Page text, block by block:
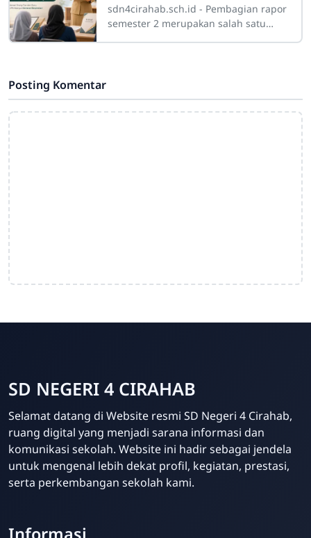
Admin
Online
sdn4cirahab.sch.id - Pembagian rapor
semester 2 merupakan salah satu
Posting Komentar
SD NEGERI 4 CIRAHAB
Selamat datang di Website resmi SD Negeri 4 Cirahab,
ruang digital yang menjadi sarana informasi dan
komunikasi sekolah. Website ini hadir sebagai jendela
untuk mengenal lebih dekat profil, kegiatan, prestasi,
serta perkembangan sekolah kami.